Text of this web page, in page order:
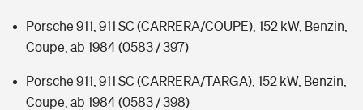
Porsche 911, 911 SC (CARRERA/COUPE), 152 kW, Benzin,
Coupe, ab 1984(0583 / 397)
Porsche 911, 911 SC (CARRERA/TARGA), 152 kW, Benzin,
Coupe, ab 1984(0583 / 398)